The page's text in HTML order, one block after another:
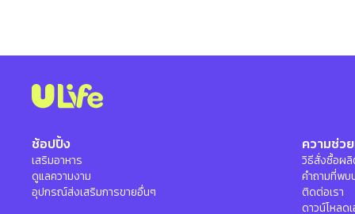
ช้อปปิ้ง
เสริมอาหาร
ดูแลความงาม
อุปกรณ์ส่งเสริมการขายอื่นๆ
ความช่ว
วิธีสั่งซื้อผ
คำถามที่พบ
ติดต่อเรา
ดาวน์โหลด